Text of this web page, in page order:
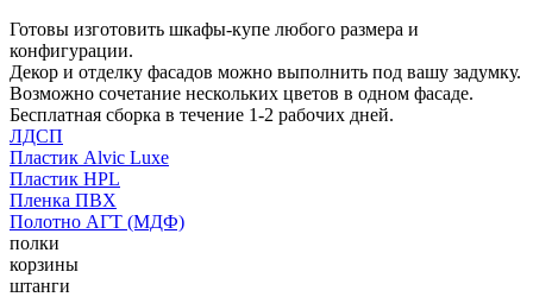
Готовы изготовить шкафы-купе любого размера и
конфигурации.
Декор и отделку фасадов можно выполнить под вашу задумку.
Возможно сочетание нескольких цветов в одном фасаде.
Бесплатная сборка в течение 1-2 рабочих дней.
ЛДСП
Пластик Alvic Luxe
Пластик HPL
Пленка ПВХ
Полотно АГТ (МДФ)
полки
корзины
штанги